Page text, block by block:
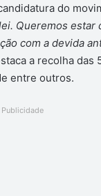
do
Queremos
com a devida
a recolha das
entre outros.
Publicidade